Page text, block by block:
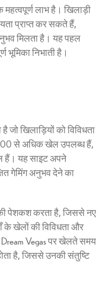
लाभ है। खिलाड़ी
प्राप्त कर सकते हैं,
मिलता है। यह पहल
भूमिका निभाती है।
खिलाड़ियों को विविधता
से अधिक खेल उपलब्ध हैं,
हैं। यह साइट अपने
गेमिंग अनुभव देने का
पेशकश करता है, जिससे नए
के खेलों की विविधता और
Vegas पर खेलते समय
है, जिससे उनकी संतुष्टि